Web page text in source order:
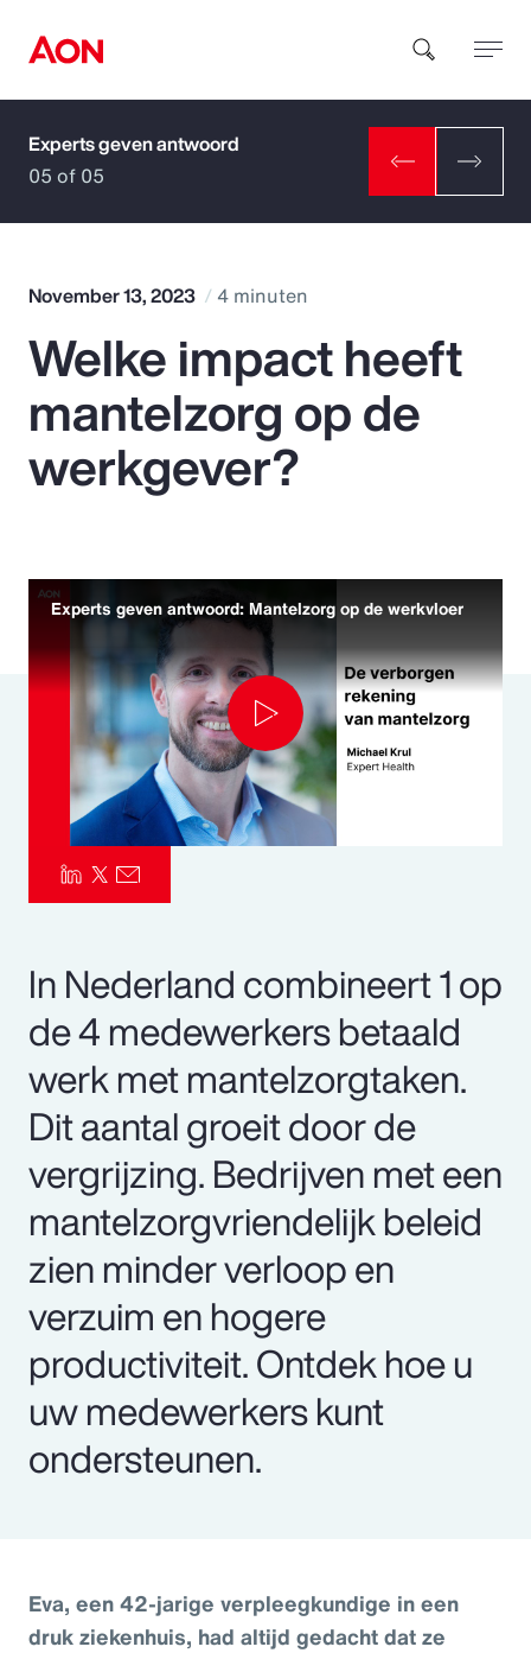
How can we help you?
Popular Searches
Insurance
Parametrics
Risk Management
Experts geven antwoord
05 of 05
November 13, 2023 4 minuten
Welke impact heeft
mantelzorg op de
werkgever?
Experts geven antwoord: Mantelzorg op de werkvloer
Play
In Nederland combineert 1 op
de 4 medewerkers betaald
werk met mantelzorgtaken.
Dit aantal groeit door de
vergrijzing. Bedrijven met een
mantelzorgvriendelijk beleid
zien minder verloop en
verzuim en hogere
productiviteit. Ontdek hoe u
uw medewerkers kunt
ondersteunen.
Eva, een 42-jarige verpleegkundige in een
druk ziekenhuis, had altijd gedacht dat ze